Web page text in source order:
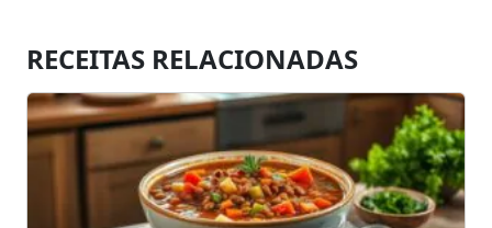
RECEITAS RELACIONADAS